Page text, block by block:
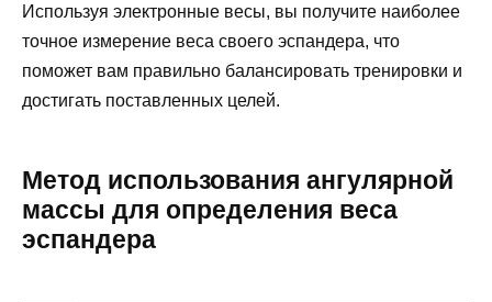
Используя электронные весы, вы получите наиболее
точное измерение веса своего эспандера, что
поможет вам правильно балансировать тренировки и
достигать поставленных целей.
Метод использования ангулярной
массы для определения веса
эспандера